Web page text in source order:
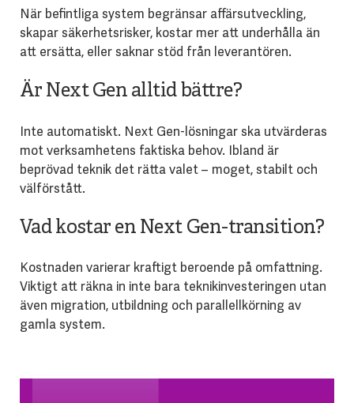
När befintliga system begränsar affärsutveckling,
skapar säkerhetsrisker, kostar mer att underhålla än
att ersätta, eller saknar stöd från leverantören.
Är Next Gen alltid bättre?
Inte automatiskt. Next Gen-lösningar ska utvärderas
mot verksamhetens faktiska behov. Ibland är
beprövad teknik det rätta valet – moget, stabilt och
välförstått.
Vad kostar en Next Gen-transition?
Kostnaden varierar kraftigt beroende på omfattning.
Viktigt att räkna in inte bara teknikinvesteringen utan
även migration, utbildning och parallellkörning av
gamla system.